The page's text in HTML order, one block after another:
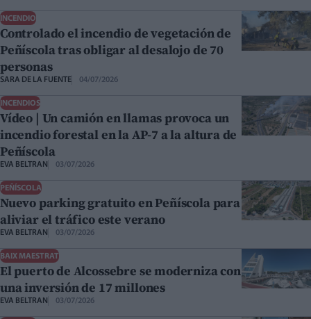
INCENDIO
Controlado el incendio de vegetación de
Peñíscola tras obligar al desalojo de 70
personas
SARA DE LA FUENTE 04/07/2026
INCENDIOS
Vídeo | Un camión en llamas provoca un
incendio forestal en la AP-7 a la altura de
Peñíscola
EVA BELTRAN 03/07/2026
PEÑÍSCOLA
Nuevo parking gratuito en Peñíscola para
aliviar el tráfico este verano
EVA BELTRAN 03/07/2026
BAIX MAESTRAT
El puerto de Alcossebre se moderniza con
una inversión de 17 millones
EVA BELTRAN 03/07/2026